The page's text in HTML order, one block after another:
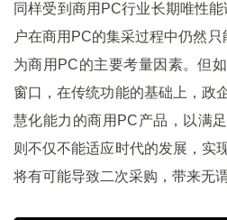
同样受到商用PC行业长期唯性
户在商用PC的集采过程中仍然只
为商用PC的主要考量因素。但
窗口，在传统功能的基础上，政
慧化能力的商用PC产品，以满
则不仅不能适应时代的发展，实
将有可能导致二次采购，带来无